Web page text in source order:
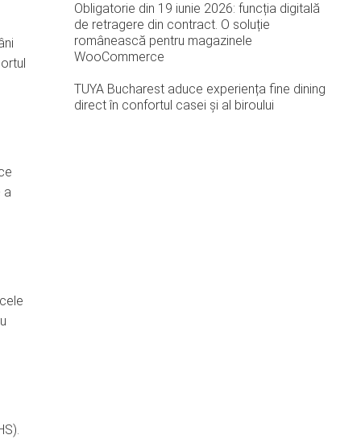
a
Obligatorie din 19 iunie 2026: funcția digitală
de retragere din contract. O soluție
românească pentru magazinele
WooCommerce
TUYA Bucharest aduce experiența fine dining
direct în confortul casei și al biroului